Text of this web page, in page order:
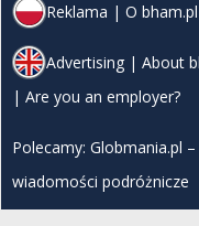
Reklama | O bham.pl
Advertising | About
| Are you an employer?
Polecamy: Globmania.pl
wiadomości podróżnicze